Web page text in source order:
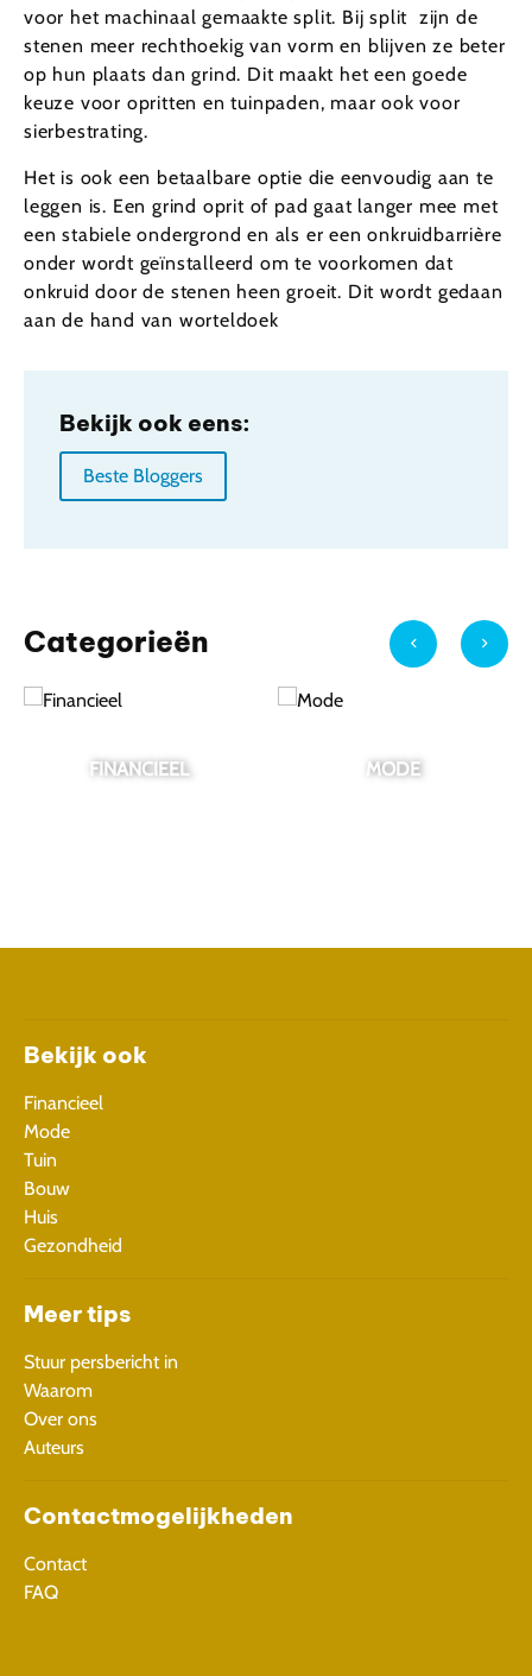
voor het machinaal gemaakte split. Bij split zijn de
stenen meer rechthoekig van vorm en blijven ze beter
op hun plaats dan grind. Dit maakt het een goede
keuze voor opritten en tuinpaden, maar ook voor
sierbestrating.
Het is ook een betaalbare optie die eenvoudig aan te
leggen is. Een grind oprit of pad gaat langer mee met
een stabiele ondergrond en als er een onkruidbarrière
onder wordt geïnstalleerd om te voorkomen dat
onkruid door de stenen heen groeit. Dit wordt gedaan
aan de hand van worteldoek
Bekijk ook eens:
Beste Bloggers
Categorieën
Bekijk ook
Financieel
Mode
Tuin
Bouw
Huis
Gezondheid
Meer tips
Stuur persbericht in
Waarom
Over ons
Auteurs
Contactmogelijkheden
Contact
FAQ